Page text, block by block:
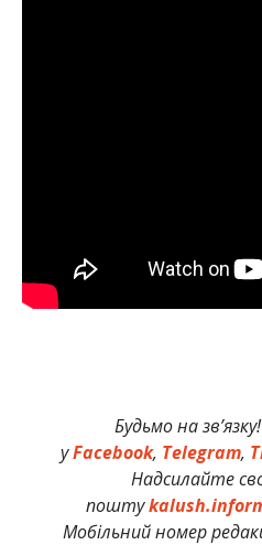
Будьмо на
уFacebook, Telegram,
Надсилайте
пошту
Мобільний номер